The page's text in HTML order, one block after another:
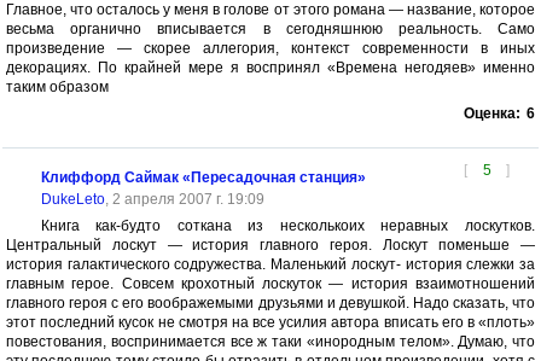
Главное, что осталось у меня в голове от этого романа — название, которое
весьма органично вписывается в сегодняшнюю реальность. Само
произведение — скорее аллегория, контекст современности в иных
декорациях. По крайней мере я воспринял «Времена негодяев» именно
таким образом
Оценка: 6
[ 5 ]
Клиффорд Саймак «Пересадочная станция»
DukeLeto, 2 апреля 2007 г. 19:09
Книга как-будто соткана из несколькоих неравных лоскутков.
Центральный лоскут — история главного героя. Лоскут поменьше —
история галактического содружества. Маленький лоскут- история слежки за
главным герое. Совсем крохотный лоскуток — история взаимотношений
главного героя с его воображемыми друзьями и девушкой. Надо сказать, что
этот последний кусок не смотря на все усилия автора вписать его в «плоть»
повестования, воспринимается все ж таки «инородным телом». Думаю, что